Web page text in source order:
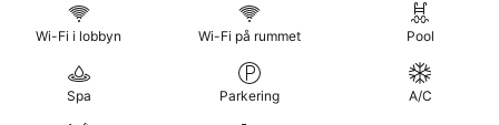
Wi-Fi i lobbyn Wi-Fi på rummet Pool
Spa Parkering A/C